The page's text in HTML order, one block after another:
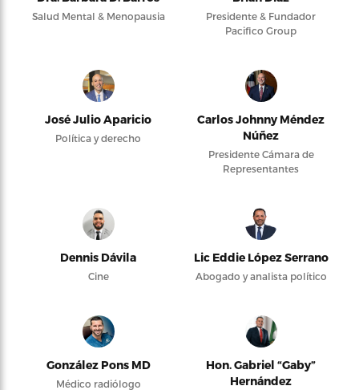
Salud Mental & Menopausia
Presidente & Fundador
Pacifico Group
José Julio Aparicio
Política y derecho
Carlos Johnny Méndez
Núñez
Presidente Cámara de
Representantes
Dennis Dávila
Cine
Lic Eddie López Serrano
Abogado y analista político
González Pons MD
Médico radiólogo
Hon. Gabriel “Gaby”
Hernández